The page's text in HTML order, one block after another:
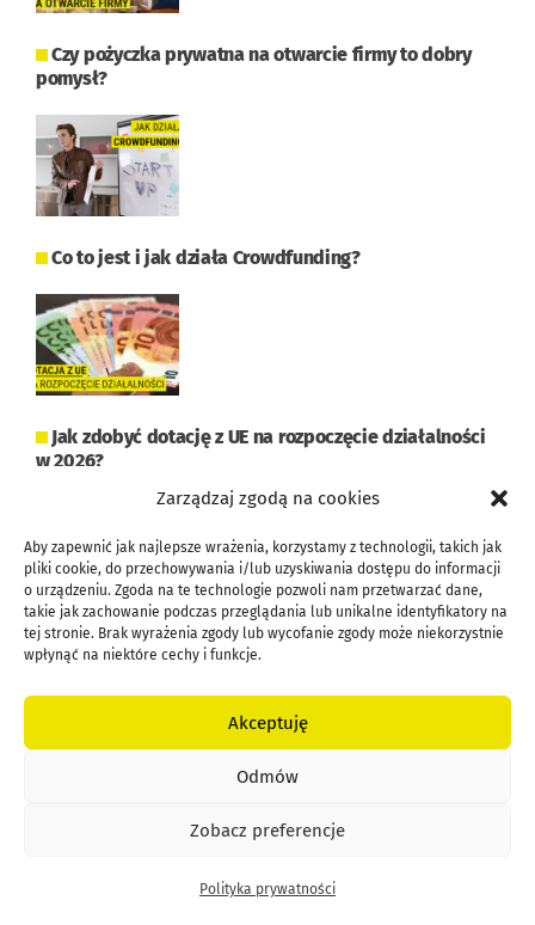
Zarządzaj zgodą na cookies
Aby zapewnić jak najlepsze wrażenia, korzystamy z technologii, takich jak
pliki cookie, do przechowywania i/lub uzyskiwania dostępu do informacji
o urządzeniu. Zgoda na te technologie pozwoli nam przetwarzać dane,
takie jak zachowanie podczas przeglądania lub unikalne identyfikatory na
tej stronie. Brak wyrażenia zgody lub wycofanie zgody może niekorzystnie
wpłynąć na niektóre cechy i funkcje.
Akceptuję
Odmów
Zobacz preferencje
Polityka prywatności
Czy pożyczka prywatna na otwarcie firmy to dobry
pomysł?
Co to jest i jak działa Crowdfunding?
Jak zdobyć dotację z UE na rozpoczęcie działalności
w 2026?
Jak zdobyć 180k na start firmy z programu Wsparcie
w starcie?
Jak otrzymać dotację z Urzędu Pracy w 2026? 7